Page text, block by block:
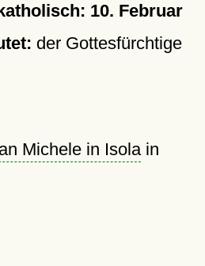
10. Februar
der Gottesfürchtige
Michele in Isolain